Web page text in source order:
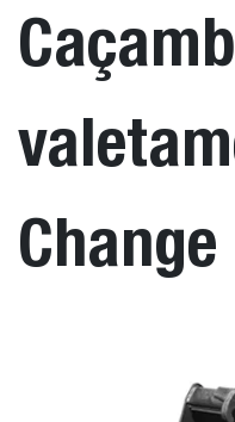
Change